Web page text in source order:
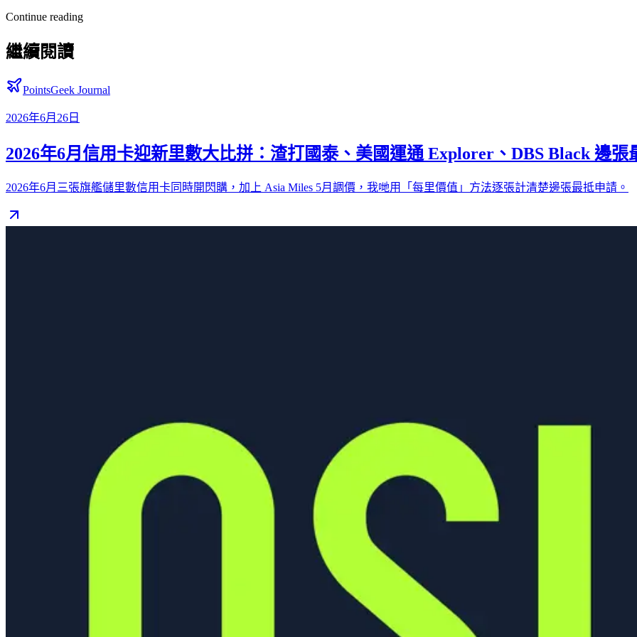
Continue reading
繼續閱讀
PointsGeek Journal
2026年6月26日
2026年6月信用卡迎新里數大比拼：渣打國泰、美國運通 Explorer、DBS Black 邊張
2026年6月三張旗艦儲里數信用卡同時開閃購，加上 Asia Miles 5月調價，我哋用「每里價值」方法逐張計清楚邊張最抵申請。